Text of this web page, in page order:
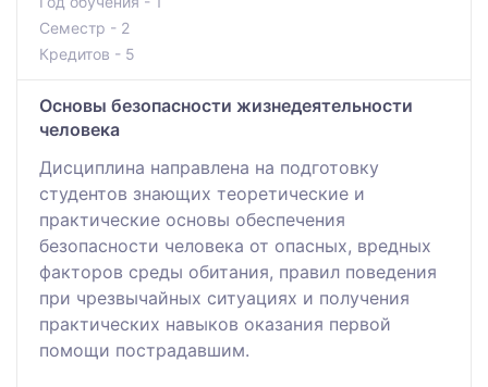
Семестр - 2
Кредитов - 5
Основы безопасности жизнедеятельности
человека
Дисциплина направлена на подготовку
студентов знающих теоретические и
практические основы обеспечения
безопасности человека от опасных, вредных
факторов среды обитания, правил поведения
при чрезвычайных ситуациях и получения
практических навыков оказания первой
помощи пострадавшим.